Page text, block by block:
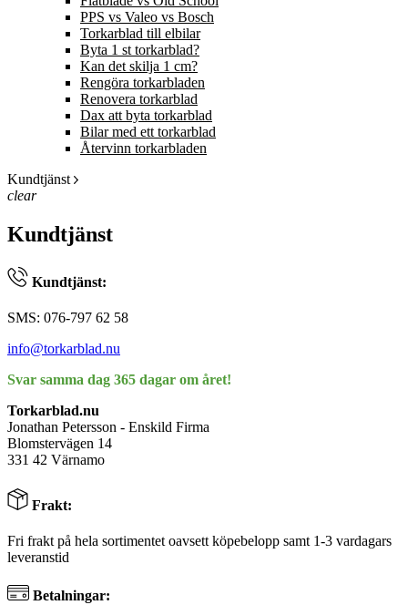
PPS vs Valeo vs Bosch
Torkarblad till elbilar
Byta 1 st torkarblad?
Kan det skilja 1 cm?
Rengöra torkarbladen
Renovera torkarblad
Dax att byta torkarblad
Bilar med ett torkarblad
Återvinn torkarbladen
Kundtjänst
clear
Kundtjänst
Kundtjänst:
SMS: 076-797 62 58
info@torkarblad.nu
Svar samma dag 365 dagar om året!
Torkarblad.nu
Jonathan Petersson - Enskild Firma
Blomstervägen 14
331 42 Värnamo
Frakt:
Fri frakt på hela sortimentet oavsett köpebelopp samt 1-3 vardagars
leveranstid
Betalningar: